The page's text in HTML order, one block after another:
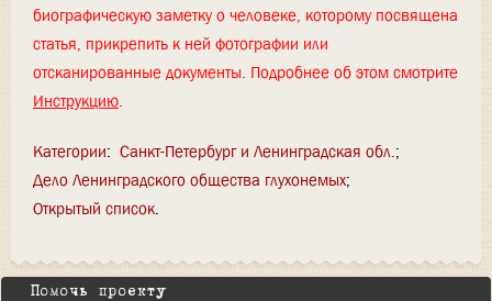
биографическую заметку о человеке, которому посвящена
статья, прикрепить к ней фотографии или
отсканированные документы. Подробнее об этом смотрите
Инструкцию.
Категории: Санкт-Петербург и Ленинградская обл.
Дело Ленинградского общества глухонемых
Открытый список
Помочь проекту